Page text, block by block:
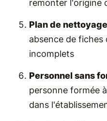
remonter l'origine
Plan de
absence de
incomplets
Personnel sans
personne formée
dans